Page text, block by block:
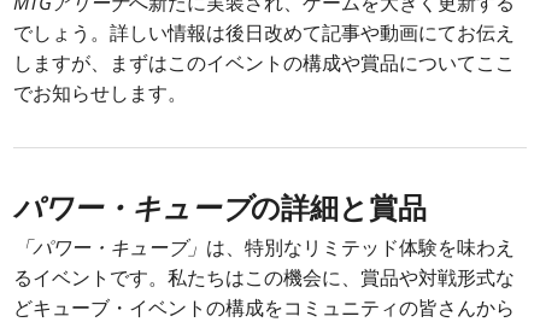
でしょう。詳しい情報は後日改めて記事や動画にてお伝え
しますが、まずはこのイベントの構成や賞品についてここ
でお知らせします。
パワー・キューブの詳細と賞品
「パワー・キューブ」 は、特別なリミテッド体験を味わえ
るイベントです。私たちはこの機会に、賞品や対戦形式な
どキューブ・イベントの構成をコミュニティの皆さんから